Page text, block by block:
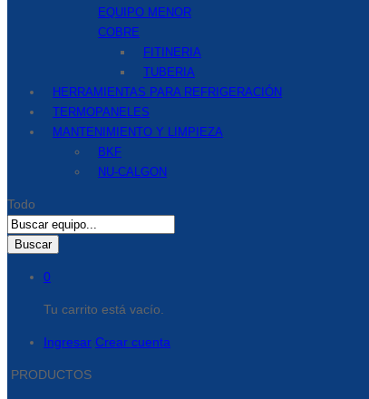
EQUIPO MENOR
COBRE
FITINERIA
TUBERIA
HERRAMIENTAS PARA REFRIGERACIÓN
TERMOPANELES
MANTENIMIENTO Y LIMPIEZA
BKF
NU-CALGON
Todo
Buscar
0
Tu carrito está vacío.
Ingresar Crear cuenta
PRODUCTOS